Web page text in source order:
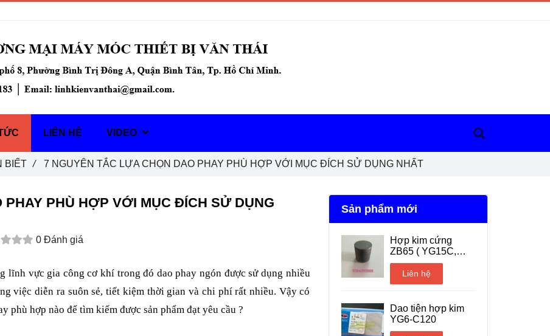
PHÙ HỢP VỚI MỤC ĐÍCH SỬ DỤNG
0 Đánh giá
lĩnh vực gia công cơ khí trong đó dao phay ngón được sử dụng nhiều
việc diễn ra suôn sẻ, tiết kiệm thời gian và chi phí rất nhiều. Vậy có
phù hợp nào để tìm kiếm được sản phẩm đạt yêu cầu ?
Sản phẩm mới
Hợp kim cứng
ZB65 ( YG15C,
YG20C, YG25C)
Liên hệ
Dao tiện hợp kim
YG6-C120
BIẾT / 7 NGUYÊN TẮC LỰA CHỌN DAO PHAY PHÙ HỢP VỚI MỤC ĐÍCH SỬ DỤNG NHẤT
LIÊN HỆ VIDEO